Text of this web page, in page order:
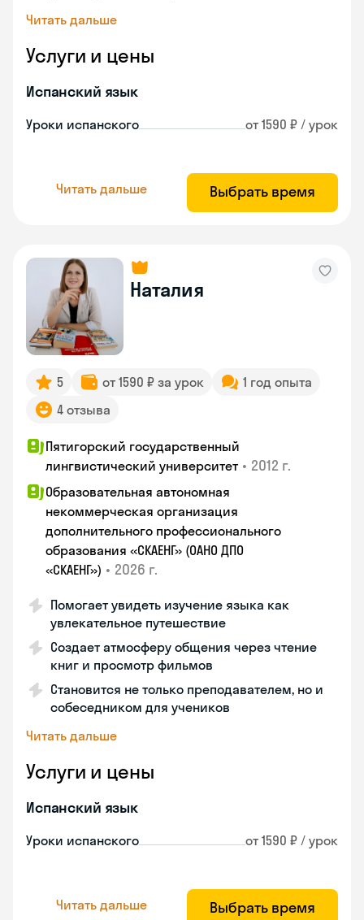
Читать дальше
Услуги и цены
Испанский язык
Уроки испанского от 1590 ₽ / урок
Читать дальше Выбрать время
Наталия
5 от 1590 ₽ за урок
1 год опыта
4 отзыва
Пятигорский государственный
лингвистический университет • 2012 г.
Образовательная автономная
некоммерческая организация
дополнительного профессионального
образования «СКАЕНГ» (ОАНО ДПО
«СКАЕНГ») • 2026 г.
Помогает увидеть изучение языка как
увлекательное путешествие
Создает атмосферу общения через чтение
книг и просмотр фильмов
Становится не только преподавателем, но и
собеседником для учеников
Читать дальше
Услуги и цены
Испанский язык
Уроки испанского от 1590 ₽ / урок
Читать дальше Выбрать время